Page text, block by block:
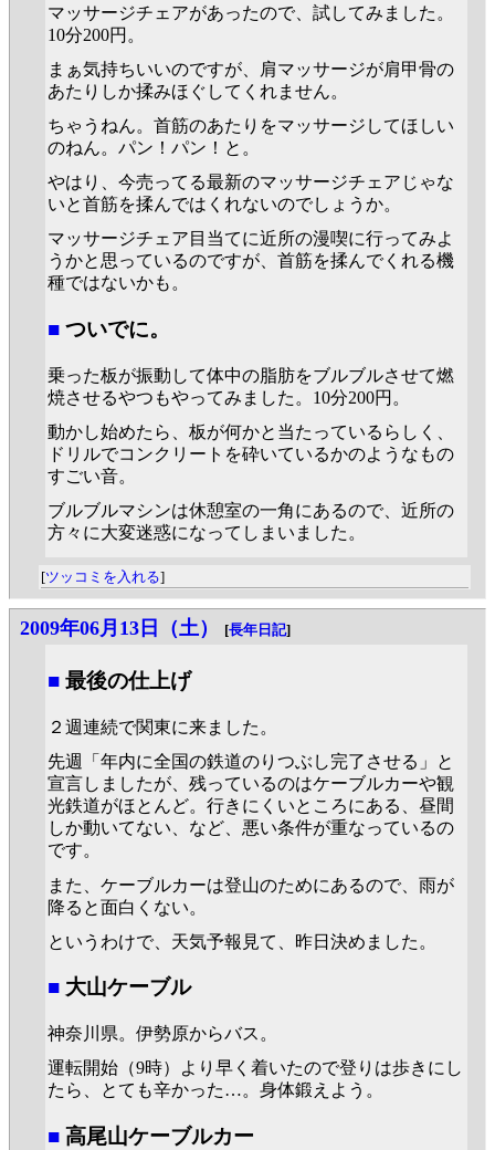
マッサージチェアがあったので、試してみました。
10分200円。
まぁ気持ちいいのですが、肩マッサージが肩甲骨の
あたりしか揉みほぐしてくれません。
ちゃうねん。首筋のあたりをマッサージしてほしい
のねん。パン！パン！と。
やはり、今売ってる最新のマッサージチェアじゃな
いと首筋を揉んではくれないのでしょうか。
マッサージチェア目当てに近所の漫喫に行ってみよ
うかと思っているのですが、首筋を揉んでくれる機
種ではないかも。
■ ついでに。
乗った板が振動して体中の脂肪をブルブルさせて燃
焼させるやつもやってみました。10分200円。
動かし始めたら、板が何かと当たっているらしく、
ドリルでコンクリートを砕いているかのようなもの
すごい音。
ブルブルマシンは休憩室の一角にあるので、近所の
方々に大変迷惑になってしまいました。
[ツッコミを入れる]
2009年06月13日（土） [長年日記]
■ 最後の仕上げ
２週連続で関東に来ました。
先週「年内に全国の鉄道のりつぶし完了させる」と
宣言しましたが、残っているのはケーブルカーや観
光鉄道がほとんど。行きにくいところにある、昼間
しか動いてない、など、悪い条件が重なっているの
です。
また、ケーブルカーは登山のためにあるので、雨が
降ると面白くない。
というわけで、天気予報見て、昨日決めました。
■ 大山ケーブル
神奈川県。伊勢原からバス。
運転開始（9時）より早く着いたので登りは歩きにし
たら、とても辛かった…。身体鍛えよう。
■ 高尾山ケーブルカー